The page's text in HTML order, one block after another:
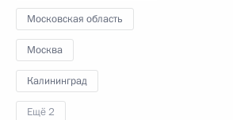
Московская область
Москва
Калининград
Ещё 2